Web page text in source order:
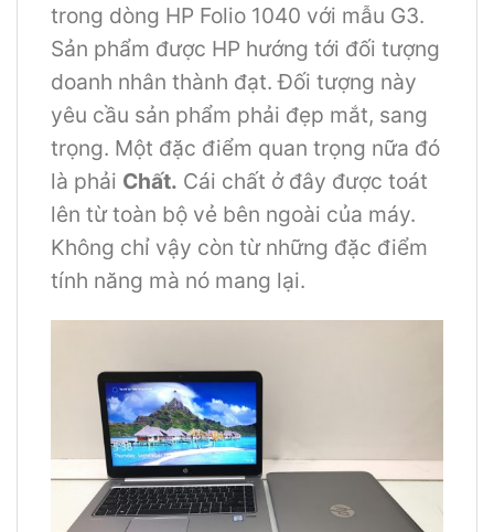
trong dòng HP Folio 1040 với mẫu G3.
Sản phẩm được HP hướng tới đối tượng
doanh nhân thành đạt. Đối tượng này
yêu cầu sản phẩm phải đẹp mắt, sang
trọng. Một đặc điểm quan trọng nữa đó
là phải Chất. Cái chất ở đây được toát
lên từ toàn bộ vẻ bên ngoài của máy.
Không chỉ vậy còn từ những đặc điểm
tính năng mà nó mang lại.